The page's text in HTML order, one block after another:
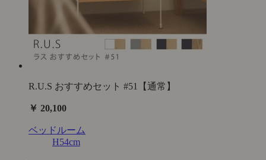
R.U.S おすすめセット #51【通常】
￥ 20,100
ベッドルーム
H54cm